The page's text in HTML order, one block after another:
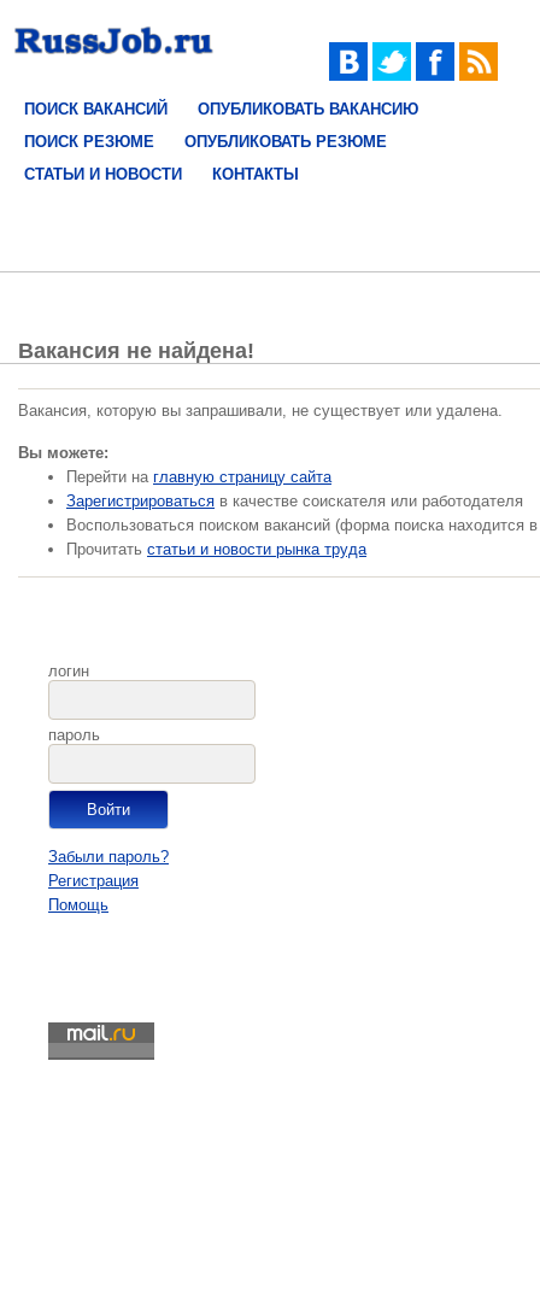
ПОИСК ВАКАНСИЙ
ОПУБЛИКОВАТЬ ВАКАНСИЮ
ПОИСК РЕЗЮМЕ
ОПУБЛИКОВАТЬ РЕЗЮМЕ
СТАТЬИ И НОВОСТИ
КОНТАКТЫ
Вакансия не найдена!
Вакансия, которую вы запрашивали, не существует или удалена.
Вы можете:
Перейти на главную страницу сайта
Зарегистрироваться в качестве соискателя или работодателя
Воспользоваться поиском вакансий (форма поиска находится
Прочитать статьи и новости рынка труда
логин
пароль
Забыли пароль?
Регистрация
Помощь